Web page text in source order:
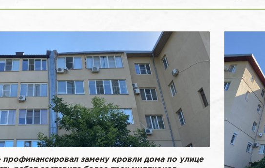
замену кровли дома по улице